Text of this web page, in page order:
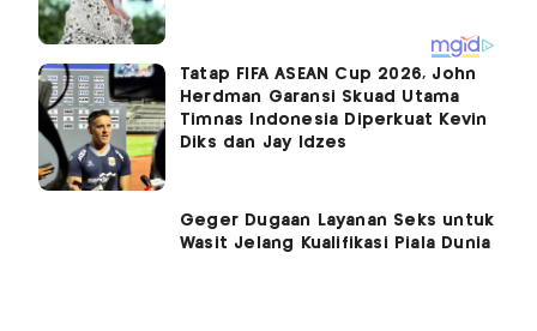
Tatap FIFA ASEAN Cup 2026, John
Herdman Garansi Skuad Utama
Timnas Indonesia Diperkuat Kevin
Diks dan Jay Idzes
Geger Dugaan Layanan Seks untuk
Wasit Jelang Kualifikasi Piala Dunia